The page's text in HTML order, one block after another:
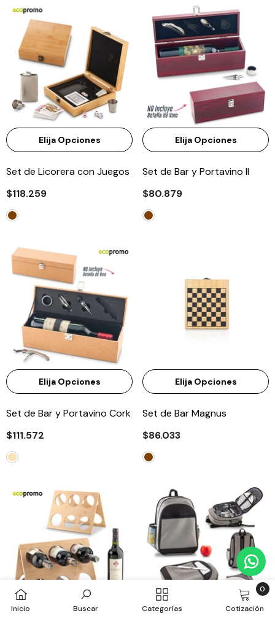
Elija Opciones
Set de Licorera con Juegos
$118.259
Elija Opciones
Set de Bar y Portavino II
$80.879
Elija Opciones
Set de Bar y Portavino Cork
$111.572
Elija Opciones
Set de Bar Magnus
$86.033
Inicio Buscar Categorías Cotización
0